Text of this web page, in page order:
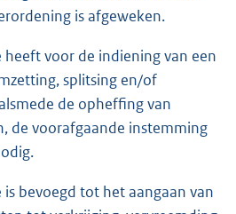
is afgeweken.
heeft voor de indiening van een
splitsing en/of
de opheffing van
de voorafgaande instemming
is bevoegd tot het aangaan van